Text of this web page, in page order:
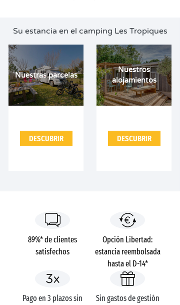
Su estancia en el camping Les Tropiques
Nuestras parcelas
DESCUBRIR
Nuestros
alojamientos
DESCUBRIR
89%* de clientes
satisfechos
Opción Libertad:
estancia reembolsada
hasta el D-14*
Pago en 3 plazos sin
Sin gastos de gestión